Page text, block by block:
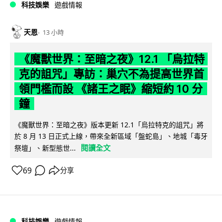
科技娛樂 遊戲情報
天恩 13 小時
《魔獸世界：至暗之夜》12.1 「烏拉特
克的詛咒」專訪：巢穴不為提高世界首
領門檻而設 《諸王之眠》縮短約 10 分
鐘
《魔獸世界：至暗之夜》版本更新 12.1「烏拉特克的詛咒」將
於 8 月 13 日正式上線，帶來全新區域「盤蛇島」、地城「毒牙
祭壇」、新型態世...
閱讀全文
69 分享